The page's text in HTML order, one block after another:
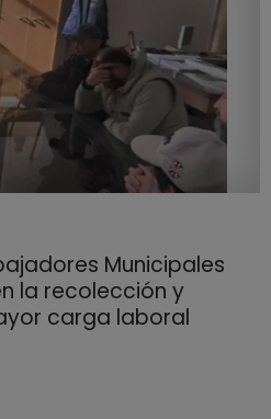
Municipales
la recolección y
carga laboral